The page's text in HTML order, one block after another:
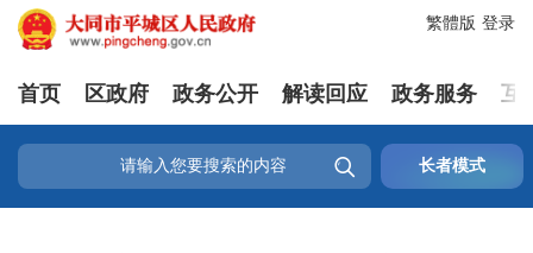
登录
繁體版
首页 区政府 政务公开 解读回应 政务服务 互
 长者模式